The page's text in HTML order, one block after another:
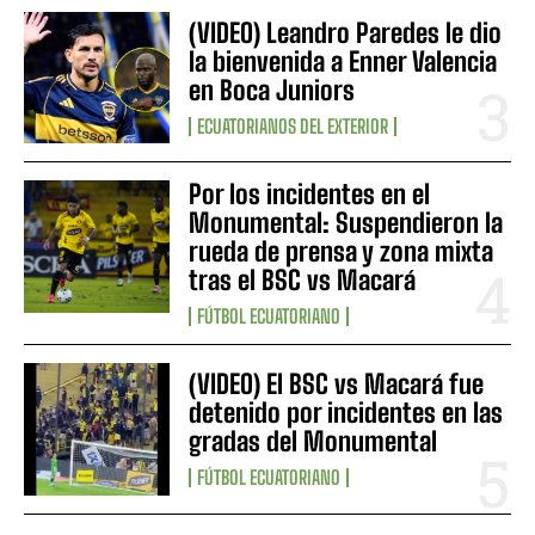
(VIDEO) Leandro Paredes le dio
la bienvenida a Enner Valencia
en Boca Juniors
ECUATORIANOS DEL EXTERIOR
Por los incidentes en el
Monumental: Suspendieron la
rueda de prensa y zona mixta
tras el BSC vs Macará
FÚTBOL ECUATORIANO
(VIDEO) El BSC vs Macará fue
detenido por incidentes en las
gradas del Monumental
FÚTBOL ECUATORIANO